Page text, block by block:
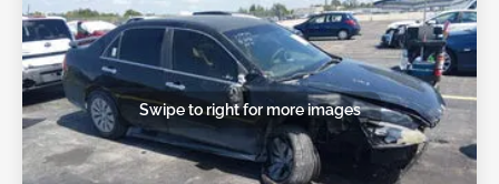
Swipe to right for more images